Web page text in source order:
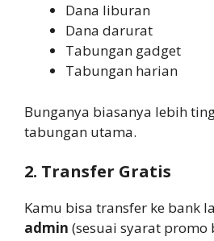
Dana liburan
Dana darurat
Tabungan gadget
Tabungan harian
Bunganya biasanya lebih
tabungan utama.
2. Transfer Gratis
Kamu bisa transfer ke bank
admin (sesuai syarat promo